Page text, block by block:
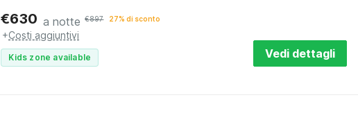
€630 a notte €897 27% di sconto
+Costi aggiuntivi
Kids zone available Vedi dettagli